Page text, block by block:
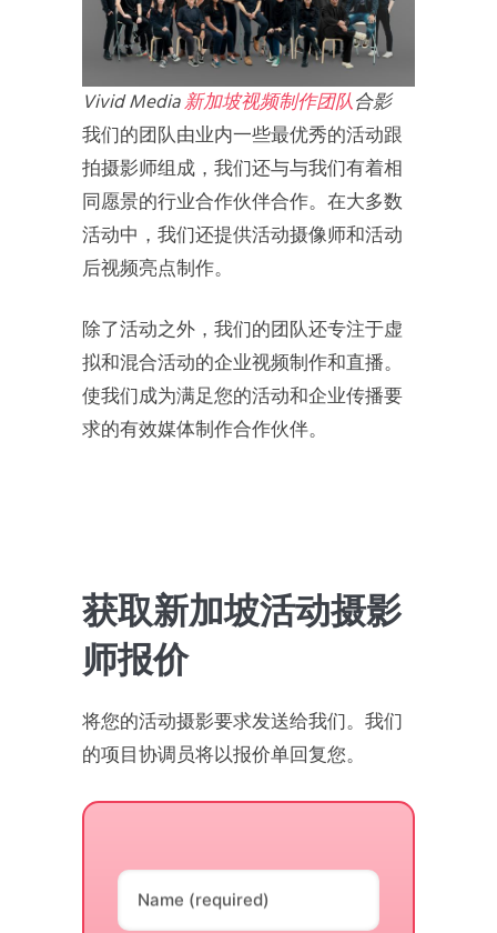
Vivid Media新加坡视频制作团队合影
我们的团队由业内一些最优秀的活动跟
拍摄影师组成，我们还与与我们有着相
同愿景的行业合作伙伴合作。在大多数
活动中，我们还提供活动摄像师和活动
后视频亮点制作。
除了活动之外，我们的团队还专注于虚
拟和混合活动的企业视频制作和直播。
使我们成为满足您的活动和企业传播要
求的有效媒体制作合作伙伴。
获取新加坡活动摄影
师报价
将您的活动摄影要求发送给我们。我们
的项目协调员将以报价单回复您。
Name (required)